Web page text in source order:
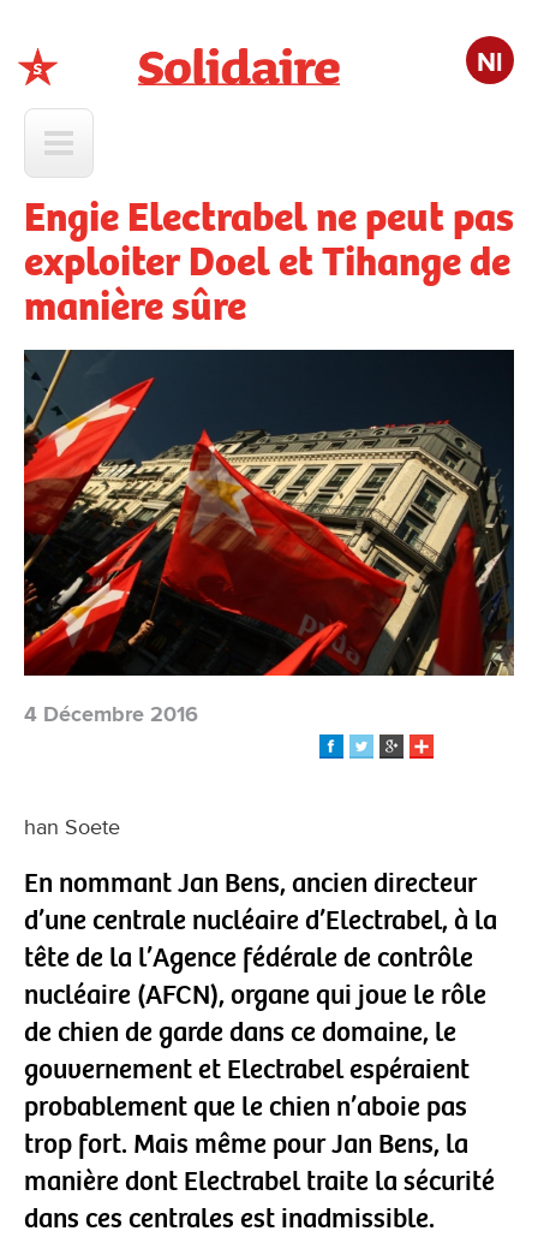
Nl
Engie Electrabel ne peut pas
exploiter Doel et Tihange de
manière sûre
4 Décembre 2016
han Soete
En nommant Jan Bens, ancien directeur
d’une centrale nucléaire d’Electrabel, à la
tête de la l’Agence fédérale de contrôle
nucléaire (AFCN), organe qui joue le rôle
de chien de garde dans ce domaine, le
gouvernement et Electrabel espéraient
probablement que le chien n’aboie pas
trop fort. Mais même pour Jan Bens, la
manière dont Electrabel traite la sécurité
dans ces centrales est inadmissible.